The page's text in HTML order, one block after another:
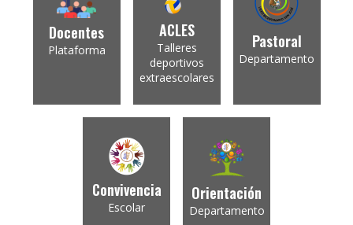
Docentes
Plataforma
ACLES
Talleres
deportivos
extraescolares
Pastoral
Departamento
Convivencia
Escolar
Orientación
Departamento